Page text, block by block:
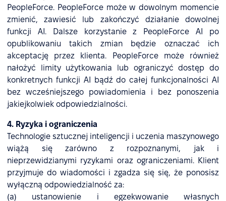
PeopleForce. PeopleForce może w dowolnym momencie
zmienić, zawiesić lub zakończyć działanie dowolnej
funkcji AI. Dalsze korzystanie z PeopleForce AI po
opublikowaniu takich zmian będzie oznaczać ich
akceptację przez klienta. PeopleForce może również
nałożyć limity użytkowania lub ograniczyć dostęp do
konkretnych funkcji AI bądź do całej funkcjonalności AI
bez wcześniejszego powiadomienia i bez ponoszenia
jakiejkolwiek odpowiedzialności.
4. Ryzyka i ograniczenia
Technologie sztucznej inteligencji i uczenia maszynowego
wiążą się zarówno z rozpoznanymi, jak i
nieprzewidzianymi ryzykami oraz ograniczeniami. Klient
przyjmuje do wiadomości i zgadza się się, że ponosisz
wyłączną odpowiedzialność za:
(a) ustanowienie i egzekwowanie własnych